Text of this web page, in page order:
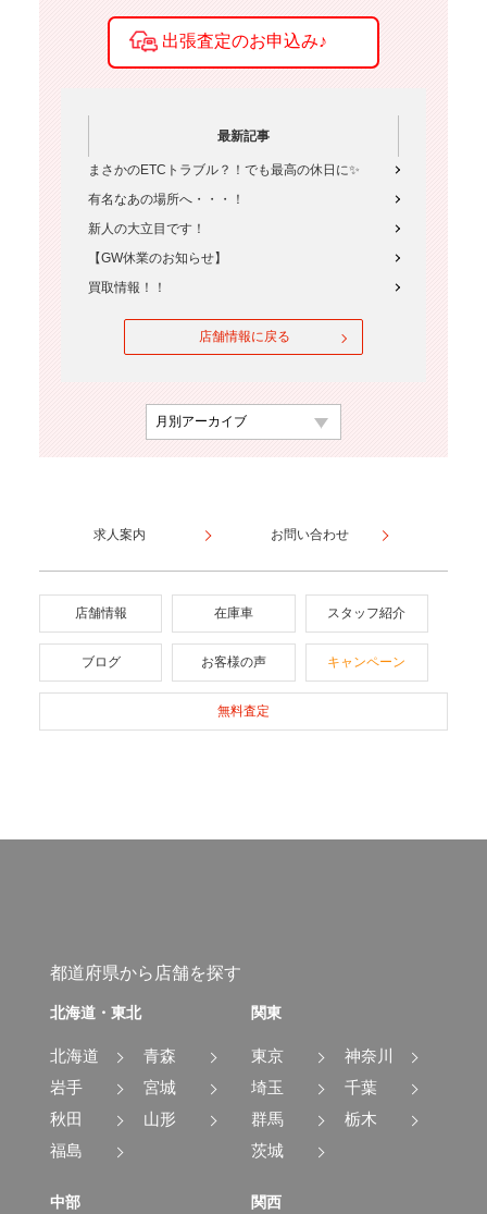
最新記事
まさかのETCトラブル？！でも最高の休日に✨
有名なあの場所へ・・・！
新人の大立目です！
【GW休業のお知らせ】
買取情報！！
店舗情報に戻る
求人案内 お問い合わせ
店舗情報 在庫車 スタッフ紹介
ブログ お客様の声 キャンペーン
無料査定
都道府県から店舗を探す
北海道・東北
北海道
青森
岩手
宮城
秋田
山形
福島
関東
東京
神奈川
埼玉
千葉
群馬
栃木
茨城
中部 関西